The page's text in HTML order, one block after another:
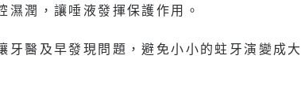
濕潤，讓唾液發揮保護作用。
醫及早發現問題，避免小小的蛀牙演變成大